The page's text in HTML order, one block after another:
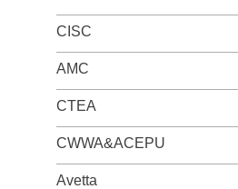
CISC
AMC
CTEA
CWWA&ACEPU
Avetta